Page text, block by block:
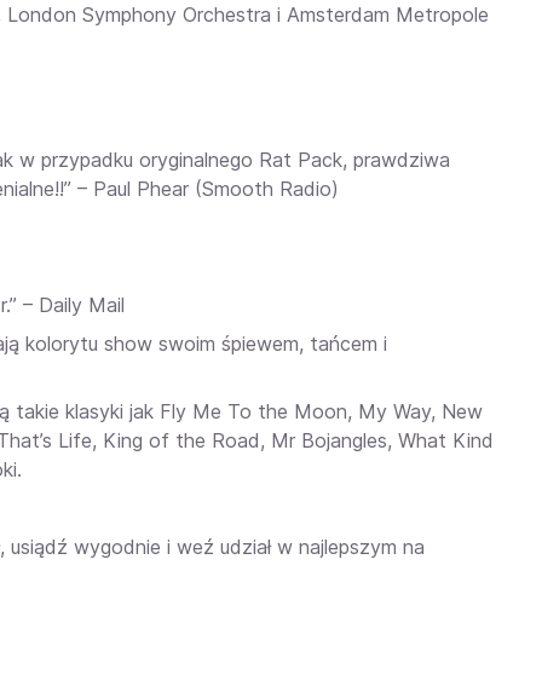
Symphony Orchestra i Amsterdam Metropole
w przypadku oryginalnego Rat Pack, prawdziwa
– Paul Phear (Smooth Radio)
– Daily Mail
kolorytu show swoim śpiewem, tańcem i
klasyki jak Fly Me To the Moon, My Way, New
Life, King of the Road, Mr Bojangles, What Kind
wygodnie i weź udział w najlepszym na